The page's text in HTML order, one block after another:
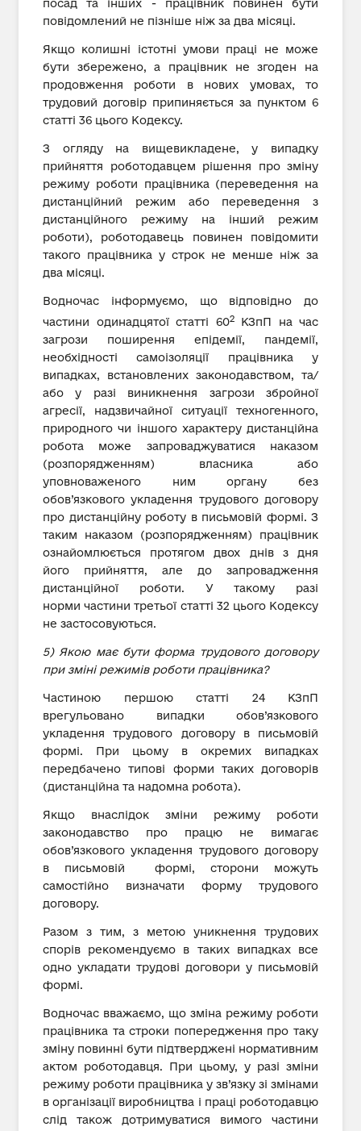
посад та інших - працівник повинен бути
повідомлений не пізніше ніж за два місяці.
Якщо колишні істотні умови праці не може
бути збережено, а працівник не згоден на
продовження роботи в нових умовах, то
трудовий договір припиняється за пунктом 6
статті 36 цього Кодексу.
З огляду на вищевикладене, у випадку
прийняття роботодавцем рішення про зміну
режиму роботи працівника (переведення на
дистанційний режим або переведення з
дистанційного режиму на інший режим
роботи), роботодавець повинен повідомити
такого працівника у строк не менше ніж за
два місяці.
Водночас інформуємо, що відповідно до
частини одинадцятої статті 602КЗпП на час
загрози поширення епідемії, пандемії,
необхідності самоізоляції працівника у
випадках, встановлених законодавством, та/
або у разі виникнення загрози збройної
агресії, надзвичайної ситуації техногенного,
природного чи іншого характеру дистанційна
робота може запроваджуватися наказом
(розпорядженням) власника або
уповноваженого ним органу без
обов’язкового укладення трудового договору
про дистанційну роботу в письмовій формі. З
таким наказом (розпорядженням) працівник
ознайомлюється протягом двох днів з дня
його прийняття, але до запровадження
дистанційної роботи. У такому разі
норми частини третьої статті 32 цього Кодексу
не застосовуються.
5) Якою має бути форма трудового договору
при зміні режимів роботи працівника?
Частиною першою статті 24 КЗпП
врегульовано випадки обов’язкового
укладення трудового договору в письмовій
формі. При цьому в окремих випадках
передбачено типові форми таких договорів
(дистанційна та надомна робота).
Якщо внаслідок зміни режиму роботи
законодавство про працю не вимагає
обов’язкового укладення трудового договору
в письмовій формі, сторони можуть
самостійно визначати форму трудового
договору.
Разом з тим, з метою уникнення трудових
спорів рекомендуємо в таких випадках все
одно укладати трудові договори у письмовій
формі.
Водночас вважаємо, що зміна режиму роботи
працівника та строки попередження про таку
зміну повинні бути підтверджені нормативним
актом роботодавця. При цьому, у разі зміни
режиму роботи працівника у зв’язку зі змінами
в організації виробництва і праці роботодавцю
слід також дотримуватися вимого частини